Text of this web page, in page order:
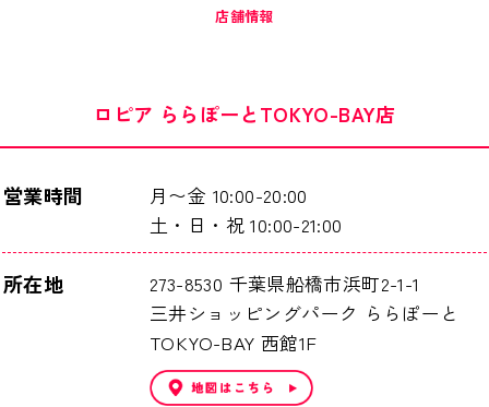
店舗情報
ロピア ららぽーとTOKYO-BAY店
営業時間 月〜金 10:00-20:00
土・日・祝 10:00-21:00
所在地
273-8530 千葉県船橋市浜町2-1-1
三井ショッピングパーク ららぽーと
TOKYO-BAY 西館1F